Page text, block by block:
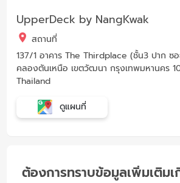
UpperDeck by NangKwak
สถานที่
137/1 อาคาร The Thirdplace (ชั้น3 ปาก
คลองตันเหนือ เขตวัฒนา กรุงเทพมหานคร
Thailand
ดูแผนที่
ต้องการทราบข้อมูลเพิ่มเติม